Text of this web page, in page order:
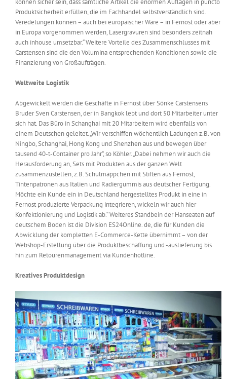
können sicher sein, dass sämtliche Artikel die enormen Auflagen in puncto
Produktsicherheit erfüllen, die im Fachhandel selbstverständlich sind.
Veredelungen können – auch bei europäischer Ware – in Fernost oder aber
in Europa vorgenommen werden, Lasergravuren sind besonders zeitnah
auch inhouse umsetzbar.“ Weitere Vorteile des Zusammenschlusses mit
Carstensen sind die den Volumina entsprechenden Konditionen sowie die
Finanzierung von Großaufträgen.
Weltweite Logistik
Abgewickelt werden die Geschäfte in Fernost über Sönke Carstensens
Bruder Sven Carstensen, der in Bangkok lebt und dort 50 Mitarbeiter unter
sich hat. Das Büro in Schanghai mit 20 Mitarbeitern wird ebenfalls von
einem Deutschen geleitet. „Wir verschiffen wöchentlich Ladungen z.B. von
Ningbo, Schanghai, Hong Kong und Shenzhen aus und bewegen über
tausend 40-t-Container pro Jahr“, so Köhler. „Dabei nehmen wir auch die
Herausforderung an, Sets mit Produkten aus der ganzen Welt
zusammenzustellen, z.B. Schulmäppchen mit Stiften aus Fernost,
Tintenpatronen aus Italien und Radiergummis aus deutscher Fertigung.
Möchte ein Kunde ein in Deutschland hergestelltes Produkt in eine in
Fernost produzierte Verpackung integrieren, wickeln wir auch hier
Konfektionierung und Logistik ab.“ Weiteres Standbein der Hanseaten auf
deutschem Boden ist die Division ES24Online. de, die für Kunden die
Abwicklung der kompletten E-Commerce-Kette übernimmt – von der
Webshop-Erstellung über die Produktbeschaffung und -auslieferung bis
hin zum Retourenmanagement via Kundenhotline.
Kreatives Produktdesign